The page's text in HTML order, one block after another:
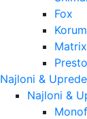
Fox
Korum
Matrix
Najloni &
Najloni &